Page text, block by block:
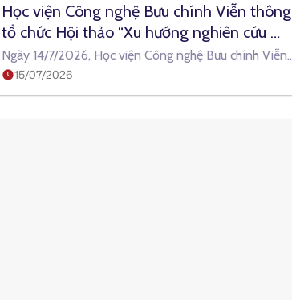
Học viện Công nghệ Bưu chính Viễn thông
tổ chức Hội thảo “Xu hướng nghiên cứu
hiện đại trong Kinh tế, Quản trị và Tài
chính: Từ ý tưởng nghiên cứu đến công bố
quốc tế”
15/07/2026
Ngày 14/7/2026, Học viện Công nghệ Bưu chính Viễn
thông (PTIT) tổ chức Hội thảo